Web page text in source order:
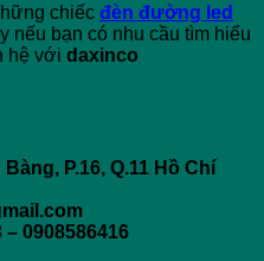
chiếc đèn đường led
nếu bạn có nhu cầu tìm hiểu
hệ với daxinco
P.16, Q.11 Hồ Chí
– 0908586416